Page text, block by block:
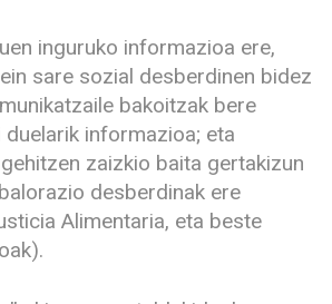
inguruko informazioa ere,
sare sozial desberdinen bidez
bakoitzak bere
informazioa; eta
zaizkio baita gertakizun
desberdinak ere
Alimentaria, eta beste